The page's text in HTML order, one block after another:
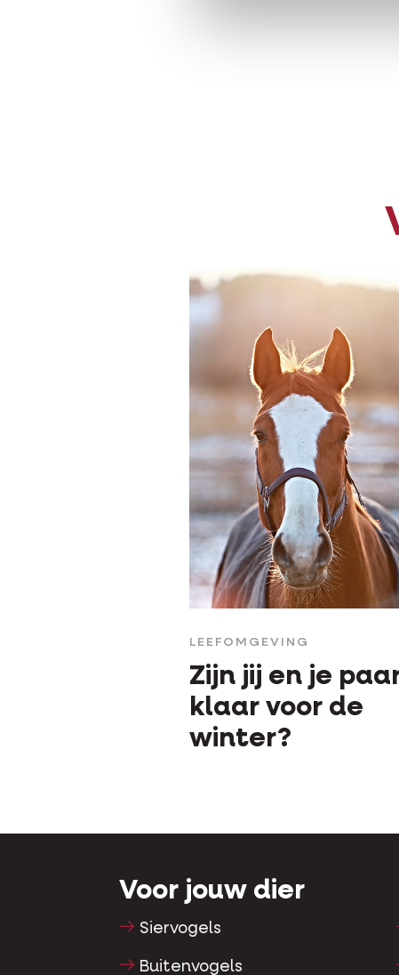
LEEFOMGEVING
Zijn jij en je
klaar voor de
winter?
Voor jouw dier
Siervogels
Buitenvogels